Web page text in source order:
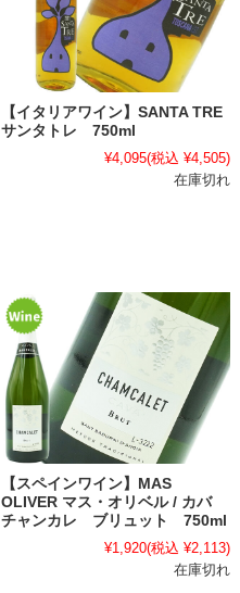
【イタリアワイン】SANTA TRE
サンタトレ 750ml
¥4,095(税込 ¥4,505)
在庫切れ
【スペインワイン】MAS
OLIVER マス・オリベル / カバ
チャンカレ ブリュット 750ml
¥1,920(税込 ¥2,113)
在庫切れ